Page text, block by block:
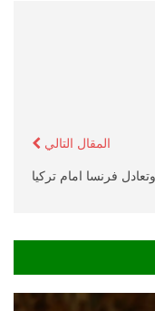
المقال التالي
فرنسا امام تركيا